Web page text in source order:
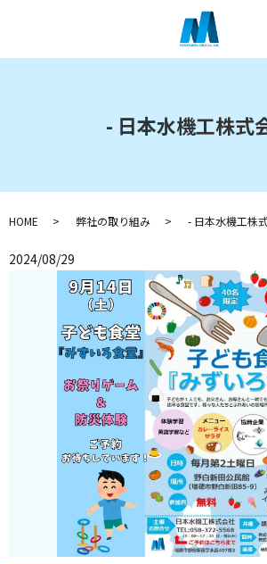
- 日本水機工株式
HOME 弊社の取り組み - 日本水機工株
2024/08/29